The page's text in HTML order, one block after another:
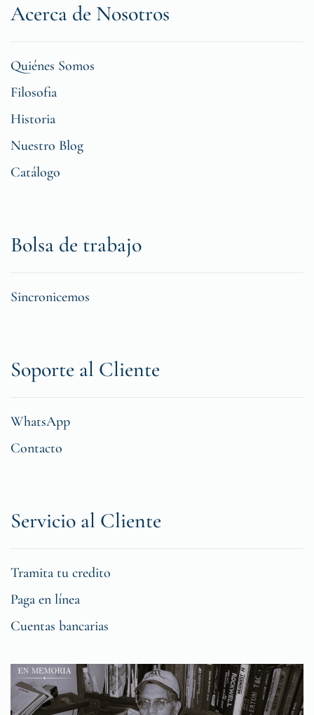
Acerca de Nosotros
Quiénes Somos
Filosofia
Historia
Nuestro Blog
Catálogo
Bolsa de trabajo
Sincronicemos
Soporte al Cliente
WhatsApp
Contacto
Servicio al Cliente
Tramita tu credito
Paga en línea
Cuentas bancarias